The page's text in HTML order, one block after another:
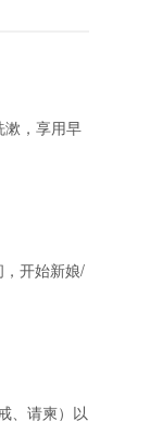
漱，享用早
开始新娘/
、请柬）以